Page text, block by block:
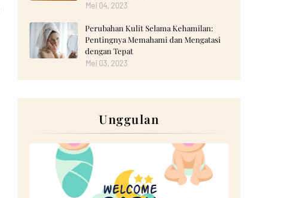
Mei 04, 2023
Perubahan Kulit Selama Kehamilan:
Pentingnya Memahami dan Mengatasi
dengan Tepat
Mei 03, 2023
Unggulan